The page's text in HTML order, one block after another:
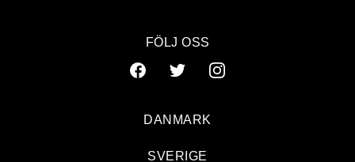
FÖLJ OSS
DANMARK
SVERIGE